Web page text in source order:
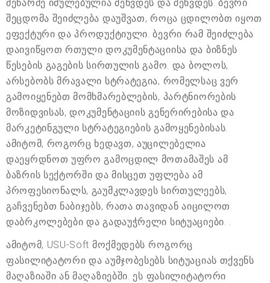
მეწარმე იძულებულია შეხვდეს და შეხვდეს. ბევრი
შეცდომა შეიძლება დაუშვათ, როცა ცდილობთ იყოთ
ეფექტური და პროდუქტიული. ბევრი რამ შეიძლება
დაივიწყოთ რთული დოკუმენტაციისა და ბიზნეს
წესების გაგების სირთულის გამო. და ბოლოს,
არსებობს მრავალი სტრატეგია, რომელსაც ვერ
გამოიყენებთ მომხმარებლების, პარტნიორების
მოზიდვისას, დოკუმენტაციის გენერირებისა და
მარკეტინგული სტრატეგიების გამოყენებისას.
ამიტომ, როგორც ხედავთ, აუცილებელია
დაეყრდნოთ უფრო გამოცდილ მოთამაშეს ამ
ბაზრის სექტორში და მისცეთ უფლება ამ
პროფესიონალს, გაუმკლავდეს სირთულეებს,
გაჩვენებთ ნაბიჯებს, რათა თავიდან აიცილოთ
დაბრკოლებები და გადაუჭრელი სიტუაციები. .
ამიტომ, USU-Soft მოქმედებს როგორც
ფასილიტატორი და აუმჯობესებს სიტუაციას თქვენს
მაღაზიაში ან მაღაზიებში. ეს ფასილიტატორი